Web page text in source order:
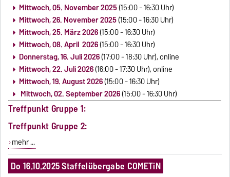
Mittwoch, 05. November 2025(15:00 - 16:30 Uhr)
Mittwoch, 26. November 2025(15:00 - 16:30 Uhr)
Mittwoch, 25. März 2026(15:00 - 16:30 Uhr)
Mittwoch, 08. April 2026(15:00 - 16:30 Uhr)
Donnerstag, 16. Juli 2026(17:00 - 18:30 Uhr), online
Mittwoch, 22. Juli 2026(16:00 - 17:30 Uhr), online
Mittwoch, 19. August 2026(15:00 - 16:30 Uhr)
Mittwoch, 02. September 2026(15:00 - 16:30 Uhr)
Treffpunkt Gruppe 1:
Treffpunkt Gruppe 2:
mehr ...
Do 16.10.2025 Staffelübergabe COMETiN